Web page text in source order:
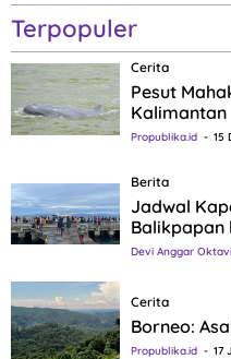
Terpopuler
Cerita
Pesut
Kalimantan
Propublika.id 15
Berita
Jadwal
Balikpapan
Devi Anggar
Cerita
Borneo:
Propublika.id 17